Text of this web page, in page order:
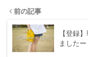
前の記事
【登録
ました